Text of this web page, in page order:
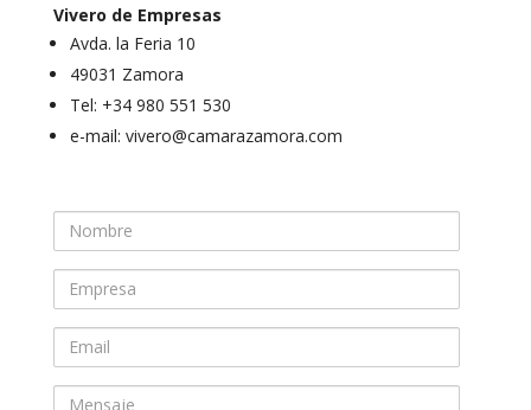
Vivero de Empresas
Avda. la Feria 10
49031 Zamora
Tel: +34 980 551 530
e-mail: vivero@camarazamora.com
Nombre
Empresa
Email
Mensaje